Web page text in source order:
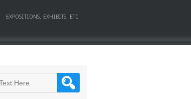
EXPOSITIONS, EXHIBITS, ETC.